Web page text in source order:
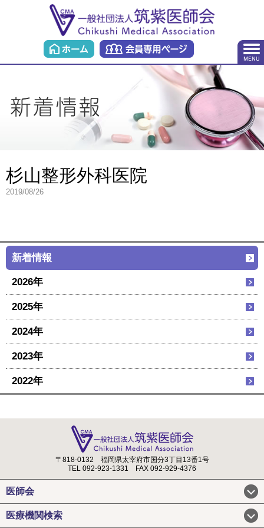
杉山整形外科医院
2019/08/26
新着情報
2026年
2025年
2024年
2023年
2022年
〒818-0132 福岡県太宰府市国分3丁目13番1号
TEL 092-923-1331
FAX 092-929-4376
医師会
医療機関検索